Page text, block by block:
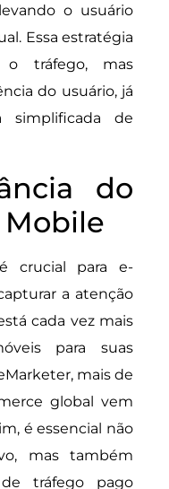
o usuário
Essa estratégia
o tráfego, mas
do usuário, já
simplificada de
do
Mobile
crucial para e-
a atenção
cada vez mais
para suas
mais de
global vem
é essencial não
mas também
tráfego pago